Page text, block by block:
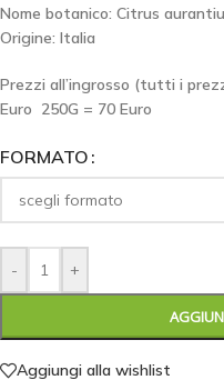
Nome botanico: Citrus
Origine: Italia
Prezzi all’ingrosso (tutti i
Euro 250G = 70 Euro
FORMATO
- +
Aggiungi alla wishlist